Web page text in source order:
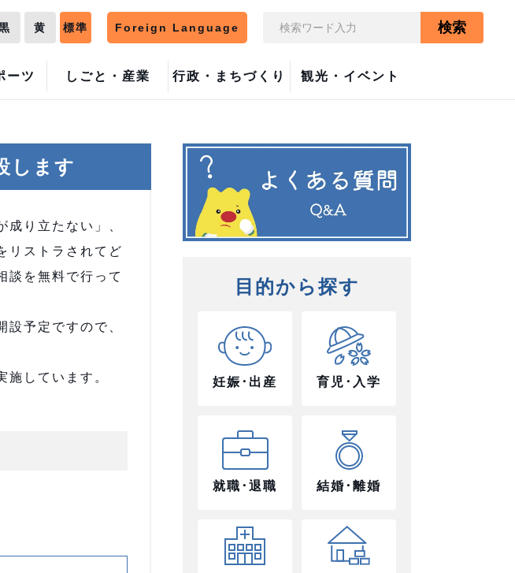
ーツ しごと・産業 行政・まちづくり 観光・イベント
黄 標準 Foreign Language 検索
します
り立たない」、
リストラされてど
談を無料で行って
予定ですので、
しています。
目的から探す
妊娠･出産 育児･入学
就職･退職 結婚･離婚